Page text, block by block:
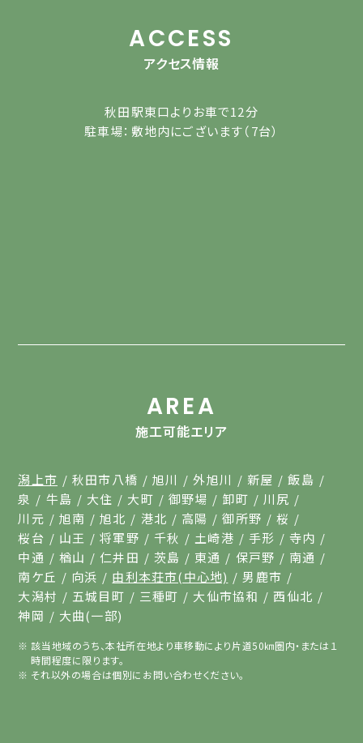
ACCESS
アクセス情報
秋田駅東口よりお車で12分
駐車場：敷地内にございます（7台）
AREA
施工可能エリア
潟上市 秋田市八橋 旭川 外旭川 新屋
飯島
泉
牛島 大住 大町 御野場 卸町
川尻
川元
旭南 旭北 港北 高陽 御所野
桜
桜台
山王 将軍野 千秋 土崎港 手形
寺内
中通
楢山 仁井田 茨島 東通 保戸野
南通
南ケ丘
向浜 由利本荘市(中心地)
男鹿市
大潟村
五城目町 三種町 大仙市協和
西仙北
神岡
大曲(一部)
該当地域のうち、本社所在地より車移動により片道50㎞圏内・または１
時間程度に限ります。
それ以外の場合は個別にお問い合わせください。